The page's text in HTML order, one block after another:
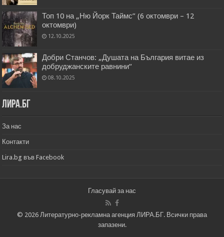
Топ 10 на „Ню Йорк Таймс” (6 октомври – 12
октомври)
12.10.2025
Добри Станчов: „Душата на България витае из
добруджанските равнини“
08.10.2025
Лира.бг
За нас
Контакти
Lira.bg във Facebook
Гласувай за нас
© 2026 Литературно-рекламна агенция ЛИРА.БГ. Всички права
запазени.